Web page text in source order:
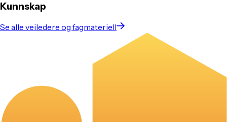
Kunnskap
Se alle veiledere og fagmateriell